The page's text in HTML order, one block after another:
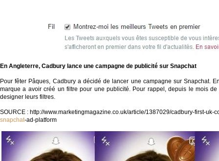
En Angleterre, Cadbury lance une campagne de publicité sur Snapchat
Pour fêter Pâques, Cadbury a décidé de lancer une campagne sur Snapchat.
marque a avoir créé un filtre pour une publicité. Pour rappel, depuis le mois de
designer leurs filtres.
SOURCE : http://www.marketingmagazine.co.uk/article/1387029/cadbury-first-uk-
snapchat-ad-platform